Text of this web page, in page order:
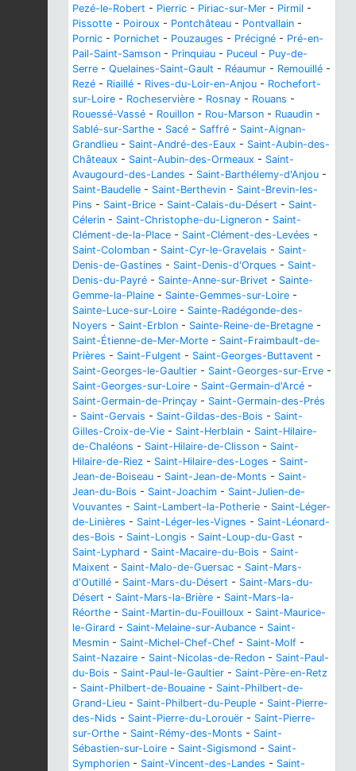
Pezé-le-Robert - Pierric - Piriac-sur-Mer - Pirmil -
Pissotte - Poiroux - Pontchâteau - Pontvallain -
Pornic - Pornichet - Pouzauges - Précigné - Pré-en-
Pail-Saint-Samson - Prinquiau - Puceul - Puy-de-
Serre - Quelaines-Saint-Gault - Réaumur - Remouillé -
Rezé - Riaillé - Rives-du-Loir-en-Anjou - Rochefort-
sur-Loire - Rocheservière - Rosnay - Rouans -
Rouessé-Vassé - Rouillon - Rou-Marson - Ruaudin -
Sablé-sur-Sarthe - Sacé - Saffré - Saint-Aignan-
Grandlieu - Saint-André-des-Eaux - Saint-Aubin-des-
Châteaux - Saint-Aubin-des-Ormeaux - Saint-
Avaugourd-des-Landes - Saint-Barthélemy-d'Anjou -
Saint-Baudelle - Saint-Berthevin - Saint-Brevin-les-
Pins - Saint-Brice - Saint-Calais-du-Désert - Saint-
Célerin - Saint-Christophe-du-Ligneron - Saint-
Clément-de-la-Place - Saint-Clément-des-Levées -
Saint-Colomban - Saint-Cyr-le-Gravelais - Saint-
Denis-de-Gastines - Saint-Denis-d'Orques - Saint-
Denis-du-Payré - Sainte-Anne-sur-Brivet - Sainte-
Gemme-la-Plaine - Sainte-Gemmes-sur-Loire -
Sainte-Luce-sur-Loire - Sainte-Radégonde-des-
Noyers - Saint-Erblon - Sainte-Reine-de-Bretagne -
Saint-Étienne-de-Mer-Morte - Saint-Fraimbault-de-
Prières - Saint-Fulgent - Saint-Georges-Buttavent -
Saint-Georges-le-Gaultier - Saint-Georges-sur-Erve -
Saint-Georges-sur-Loire - Saint-Germain-d'Arcé -
Saint-Germain-de-Prinçay - Saint-Germain-des-Prés
- Saint-Gervais - Saint-Gildas-des-Bois - Saint-
Gilles-Croix-de-Vie - Saint-Herblain - Saint-Hilaire-
de-Chaléons - Saint-Hilaire-de-Clisson - Saint-
Hilaire-de-Riez - Saint-Hilaire-des-Loges - Saint-
Jean-de-Boiseau - Saint-Jean-de-Monts - Saint-
Jean-du-Bois - Saint-Joachim - Saint-Julien-de-
Vouvantes - Saint-Lambert-la-Potherie - Saint-Léger-
de-Linières - Saint-Léger-les-Vignes - Saint-Léonard-
des-Bois - Saint-Longis - Saint-Loup-du-Gast -
Saint-Lyphard - Saint-Macaire-du-Bois - Saint-
Maixent - Saint-Malo-de-Guersac - Saint-Mars-
d'Outillé - Saint-Mars-du-Désert - Saint-Mars-du-
Désert - Saint-Mars-la-Brière - Saint-Mars-la-
Réorthe - Saint-Martin-du-Fouilloux - Saint-Maurice-
le-Girard - Saint-Melaine-sur-Aubance - Saint-
Mesmin - Saint-Michel-Chef-Chef - Saint-Molf -
Saint-Nazaire - Saint-Nicolas-de-Redon - Saint-Paul-
du-Bois - Saint-Paul-le-Gaultier - Saint-Père-en-Retz
- Saint-Philbert-de-Bouaine - Saint-Philbert-de-
Grand-Lieu - Saint-Philbert-du-Peuple - Saint-Pierre-
des-Nids - Saint-Pierre-du-Lorouër - Saint-Pierre-
sur-Orthe - Saint-Rémy-des-Monts - Saint-
Sébastien-sur-Loire - Saint-Sigismond - Saint-
Symphorien - Saint-Vincent-des-Landes - Saint-